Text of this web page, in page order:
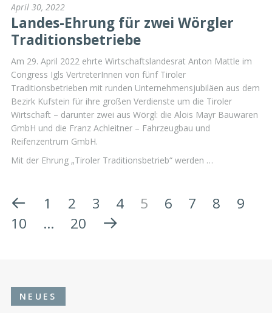
April 30, 2022
Landes-Ehrung für zwei Wörgler
Traditionsbetriebe
Am 29. April 2022 ehrte Wirtschaftslandesrat Anton Mattle im
Congress Igls VertreterInnen von fünf Tiroler
Traditionsbetrieben mit runden Unternehmensjubiläen aus dem
Bezirk Kufstein für ihre großen Verdienste um die Tiroler
Wirtschaft – darunter zwei aus Wörgl: die Alois Mayr Bauwaren
GmbH und die Franz Achleitner – Fahrzeugbau und
Reifenzentrum GmbH.
Mit der Ehrung „Tiroler Traditionsbetrieb“ werden …
1 2 3 4 5 6 7 8
9
10
… 20
NEUES